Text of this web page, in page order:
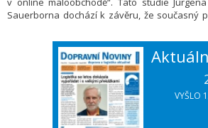
Sauerborna dochází k závěru, že současný
přepracovávat stávající pravidla, aby se
„temných vzorů“.
VYŠLO